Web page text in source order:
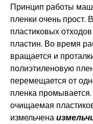
Принцип работы
пленки очень
пластиковых
пластин. Во время
вращается и
полиэтиленовую
перемещается от
пленка
очищаемая
измельчена